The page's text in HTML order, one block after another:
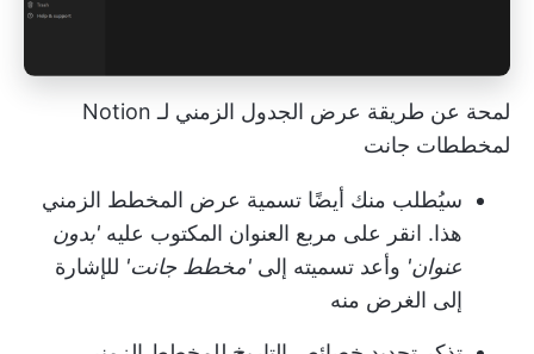
لمحة عن طريقة عرض الجدول الزمني لـ Notion
لمخططات جانت
سيُطلب منك أيضًا تسمية عرض المخطط الزمني
هذا. انقر على مربع العنوان المكتوب عليه 'بدون
عنوان' وأعد تسميته إلى 'مخطط جانت' للإشارة
إلى الغرض منه